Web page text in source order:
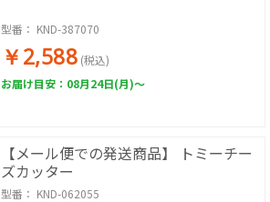
型番： KND-387070
￥2,588 (税込)
お届け目安：08月24日(月)～
【メール便での発送商品】 トミーチー
ズカッター
型番： KND-062055